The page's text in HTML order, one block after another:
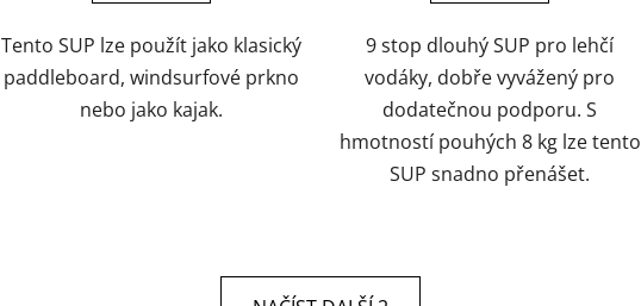
Tento SUP lze použít jako klasický
paddleboard, windsurfové prkno
nebo jako kajak.
9 stop dlouhý SUP pro lehčí
vodáky, dobře vyvážený pro
dodatečnou podporu. S
hmotností pouhých 8 kg lze tento
SUP snadno přenášet.